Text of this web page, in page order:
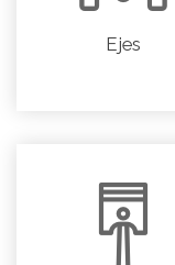
Ejes